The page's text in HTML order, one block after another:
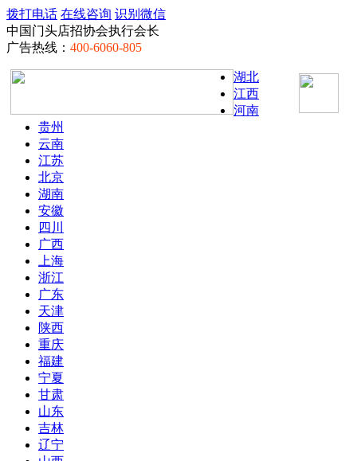
拨打电话 在线咨询 识别微信
中国门头店招协会执行会长
广告热线： 400-6060-805
湖北
江西
河南
贵州
云南
江苏
北京
湖南
安徽
四川
广西
上海
浙江
广东
天津
陕西
重庆
福建
宁夏
甘肃
山东
吉林
辽宁